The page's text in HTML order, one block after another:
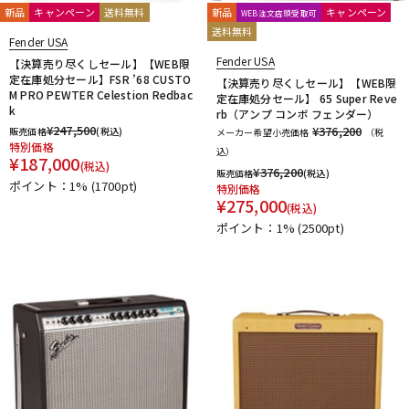
新品 キャンペーン 送料無料
Fender USA
【決算売り尽くしセール】【WEB限
定在庫処分セール】FSR ’68 CUSTO
M PRO PEWTER Celestion Redbac
k
販売価格¥247,500(税込)
特別価格
¥187,000(税込)
ポイント：1% (1700pt)
新品 WEB注文店頭受取可
キャンペーン
送料無料
Fender USA
【決算売り尽くしセール】【WEB限
定在庫処分セール】 65 Super Reve
rb（アンプ コンボ フェンダー）
メーカー希望小売価格 ¥376,200
（税
込）
販売価格¥376,200(税込)
特別価格
¥275,000(税込)
ポイント：1%(2500pt)